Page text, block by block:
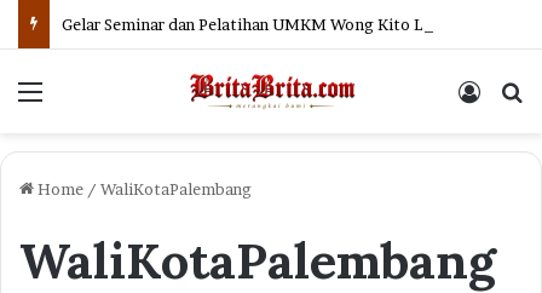
Menu Log In
Home / WaliKotaPalembang
WaliKotaPalembang